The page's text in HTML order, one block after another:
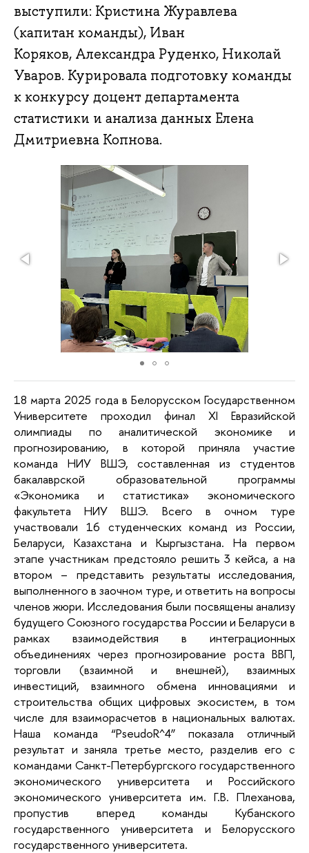
выступили: Кристина Журавлева
(капитан команды), Иван
Коряков, Александра Руденко, Николай
Уваров. Курировала подготовку команды
к конкурсу доцент департамента
статистики и анализа данных Елена
Дмитриевна Копнова.
18 марта 2025 года в Белорусском Государственном
Университете проходил финал XI Евразийской
олимпиады по аналитической экономике и
прогнозированию, в которой приняла участие
команда НИУ ВШЭ, составленная из студентов
бакалаврской образовательной программы
«Экономика и статистика» экономического
факультета НИУ ВШЭ. Всего в очном туре
участвовали 16 студенческих команд из России,
Беларуси, Казахстана и Кыргызстана. На первом
этапе участникам предстояло решить 3 кейса, а на
втором – представить результаты исследования,
выполненного в заочном туре, и ответить на вопросы
членов жюри. Исследования были посвящены анализу
будущего Союзного государства России и Беларуси в
рамках взаимодействия в интеграционных
объединениях через прогнозирование роста ВВП,
торговли (взаимной и внешней), взаимных
инвестиций, взаимного обмена инновациями и
строительства общих цифровых экосистем, в том
числе для взаиморасчетов в национальных валютах.
Наша команда “PseudoR^4” показала отличный
результат и заняла третье место, разделив его с
командами Санкт-Петербургского государственного
экономического университета и Российского
экономического университета им. Г.В. Плеханова,
пропустив вперед команды Кубанского
государственного университета и Белорусского
государственного университета.